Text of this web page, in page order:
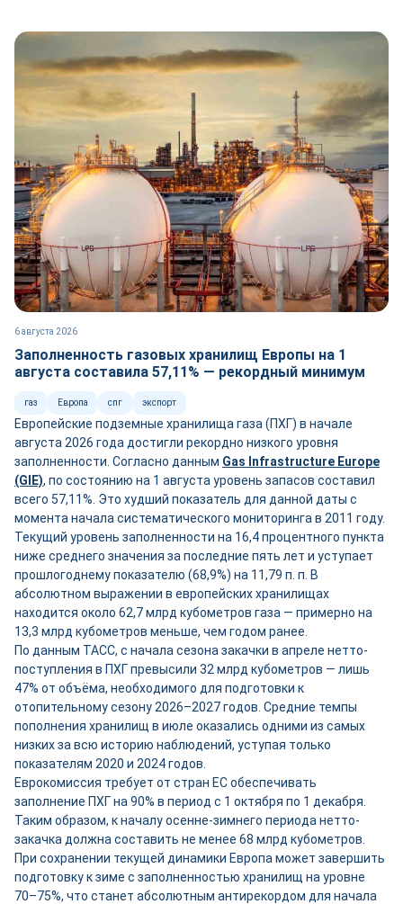
6 августа 2026
Заполненность газовых хранилищ Европы на 1
августа составила 57,11% — рекордный минимум
газ Европа спг экспорт
Европейские подземные хранилища газа (ПХГ) в начале
августа 2026 года достигли рекордно низкого уровня
заполненности. Согласно данным Gas Infrastructure Europe
(GIE), по состоянию на 1 августа уровень запасов составил
всего 57,11%. Это худший показатель для данной даты с
момента начала систематического мониторинга в 2011 году.
Текущий уровень заполненности на 16,4 процентного пункта
ниже среднего значения за последние пять лет и уступает
прошлогоднему показателю (68,9%) на 11,79 п. п. В
абсолютном выражении в европейских хранилищах
находится около 62,7 млрд кубометров газа — примерно на
13,3 млрд кубометров меньше, чем годом ранее.
По данным ТАСС, с начала сезона закачки в апреле нетто-
поступления в ПХГ превысили 32 млрд кубометров — лишь
47% от объёма, необходимого для подготовки к
отопительному сезону 2026–2027 годов. Средние темпы
пополнения хранилищ в июле оказались одними из самых
низких за всю историю наблюдений, уступая только
показателям 2020 и 2024 годов.
Еврокомиссия требует от стран ЕС обеспечивать
заполнение ПХГ на 90% в период с 1 октября по 1 декабря.
Таким образом, к началу осенне-зимнего периода нетто-
закачка должна составить не менее 68 млрд кубометров.
При сохранении текущей динамики Европа может завершить
подготовку к зиме с заполненностью хранилищ на уровне
70–75%, что станет абсолютным антирекордом для начала